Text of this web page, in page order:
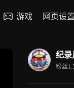
游戏 网页设置
纪录
粉丝